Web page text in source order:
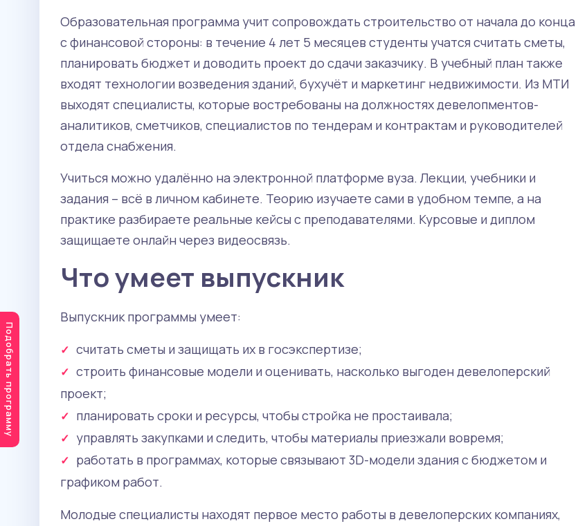
Образовательная программа учит сопровождать строительство от начала до конца
с финансовой стороны: в течение 4 лет 5 месяцев студенты учатся считать сметы,
планировать бюджет и доводить проект до сдачи заказчику. В учебный план также
входят технологии возведения зданий, бухучёт и маркетинг недвижимости. Из МТИ
выходят специалисты, которые востребованы на должностях девелопментов-
аналитиков, сметчиков, специалистов по тендерам и контрактам и руководителей
отдела снабжения.
Учиться можно удалённо на электронной платформе вуза. Лекции, учебники и
задания – всё в личном кабинете. Теорию изучаете сами в удобном темпе, а на
практике разбираете реальные кейсы с преподавателями. Курсовые и диплом
защищаете онлайн через видеосвязь.
Что умеет выпускник
Выпускник программы умеет:
считать сметы и защищать их в госэкспертизе;
строить финансовые модели и оценивать, насколько выгоден девелоперский
проект;
планировать сроки и ресурсы, чтобы стройка не простаивала;
управлять закупками и следить, чтобы материалы приезжали вовремя;
работать в программах, которые связывают 3D-модели здания с бюджетом и
графиком работ.
Молодые специалисты находят первое место работы в девелоперских компаниях,
Подобрать программу